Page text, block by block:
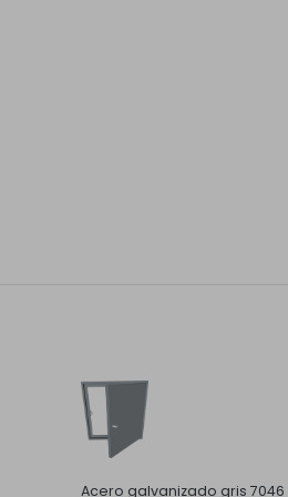
Acero galvanizado gris 7046